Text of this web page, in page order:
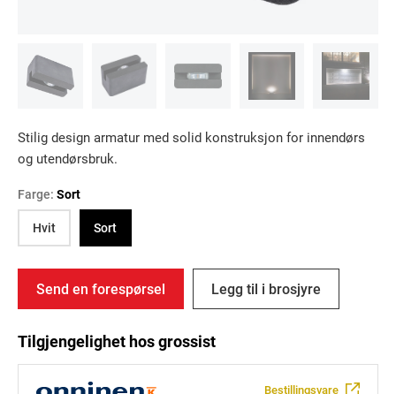
Stilig design armatur med solid konstruksjon for innendørs
og utendørsbruk.
Farge: Sort
Hvit
Sort
Send en forespørsel Legg til i brosjyre
Tilgjengelighet hos grossist
Bestillingsvare